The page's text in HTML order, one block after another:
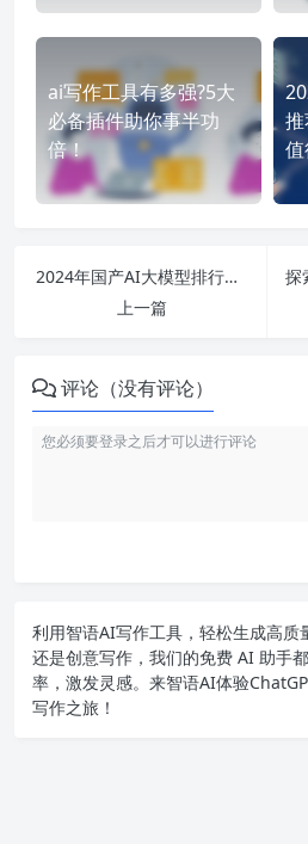
ai写作工具有多强?5大
必备插件助你事半功
倍！
2024年国产AI大模型排行榜揭晓，哪些企业将引领技术变革之路？
上一篇
评论（没有评论）
利用智语AI写作工具，轻松生成高质
还是创意写作，我们的免费 AI 助手
率，激发灵感。来智语AI体验
写作之旅！